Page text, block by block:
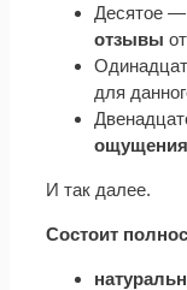
Десятое —
отзывы
для
ощущения
И так далее.
Состоит